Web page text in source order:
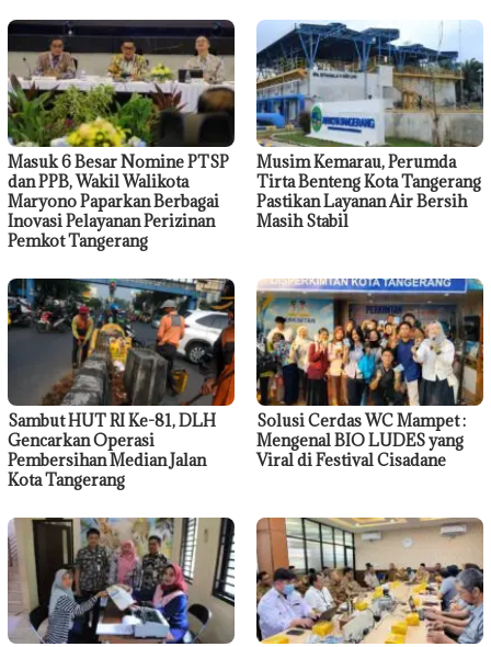
Masuk 6 Besar Nomine PTSP
dan PPB, Wakil Walikota
Maryono Paparkan Berbagai
Inovasi Pelayanan Perizinan
Pemkot Tangerang
Musim Kemarau, Perumda
Tirta Benteng Kota Tangerang
Pastikan Layanan Air Bersih
Masih Stabil
Sambut HUT RI Ke-81, DLH
Gencarkan Operasi
Pembersihan Median Jalan
Kota Tangerang
Solusi Cerdas WC Mampet :
Mengenal BIO LUDES yang
Viral di Festival Cisadane